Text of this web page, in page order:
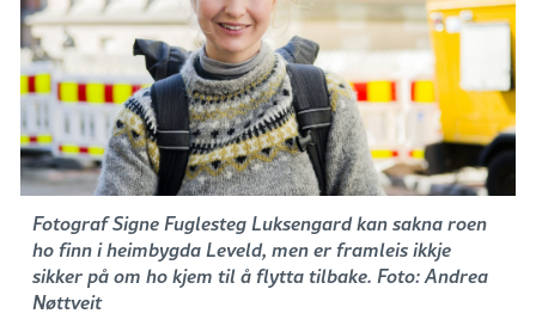
Fotograf Signe Fuglesteg Luksengard kan sakna roen
ho finn i heimbygda Leveld, men er framleis ikkje
sikker på om ho kjem til å flytta tilbake. Foto: Andrea
Nøttveit